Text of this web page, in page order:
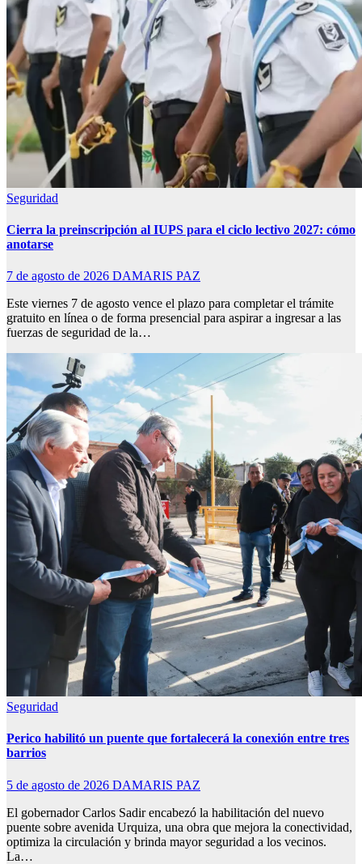
Seguridad
Cierra la preinscripción al IUPS para el ciclo lectivo 2027: cómo
anotarse
7 de agosto de 2026 DAMARIS PAZ
Este viernes 7 de agosto vence el plazo para completar el trámite
gratuito en línea o de forma presencial para aspirar a ingresar a las
fuerzas de seguridad de la…
Seguridad
Perico habilitó un puente que fortalecerá la conexión entre tres
barrios
5 de agosto de 2026 DAMARIS PAZ
El gobernador Carlos Sadir encabezó la habilitación del nuevo
puente sobre avenida Urquiza, una obra que mejora la conectividad,
optimiza la circulación y brinda mayor seguridad a los vecinos.
La…